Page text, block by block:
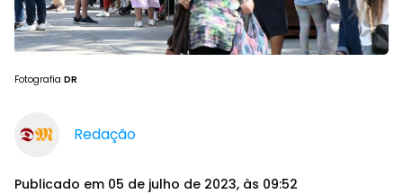
Fotografia DR
Redação
Publicado em 05 de julho de 2023, às 09:52